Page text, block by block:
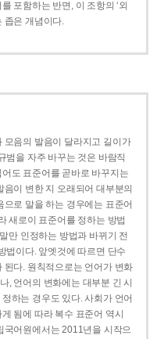
포함하는 반면, 이 조항의 ‘외
좁은 개념이다.
모음의 발음이 달라지고 길이가
범을 자주 바꾸는 것은 바람직
도 표준어를 곧바로 바꾸지는
이 변한 지 오래되어 대부분의
로 말을 하는 경우에는 표준어
새로이 표준어를 정하는 방법
만 인정하는 방법과 바뀌기 전
법이다. 앞엣것에 따르면 단수
된다. 원칙적으로는 언어가 변화
, 언어의 변화에는 대부분 긴 시
하는 경우도 있다. 사회가 언어
됨에 따라 복수 표준어 역시
국어원에서는 2011년을 시작으